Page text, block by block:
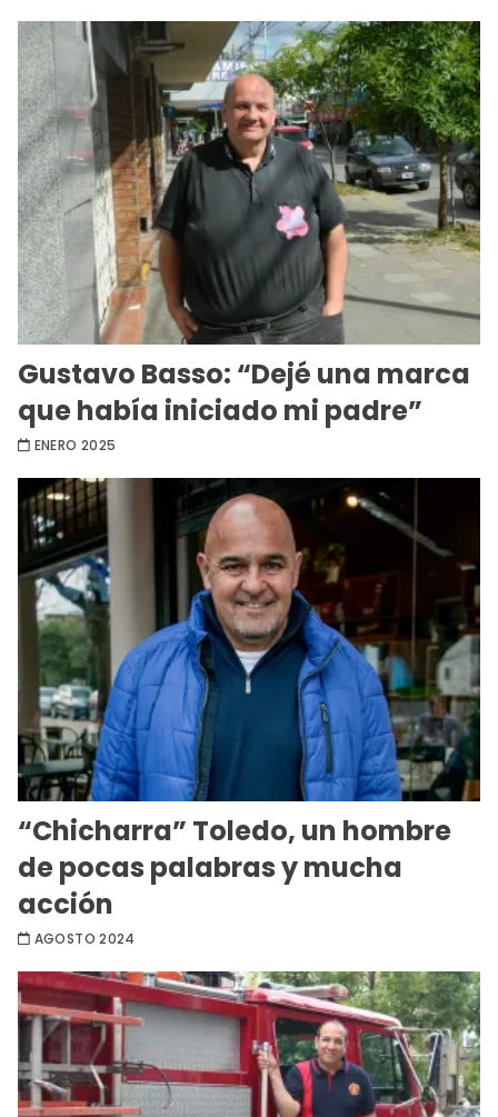
Gustavo Basso: “Dejé una marca
que había iniciado mi padre”
ENERO 2025
“Chicharra” Toledo, un hombre
de pocas palabras y mucha
acción
AGOSTO 2024